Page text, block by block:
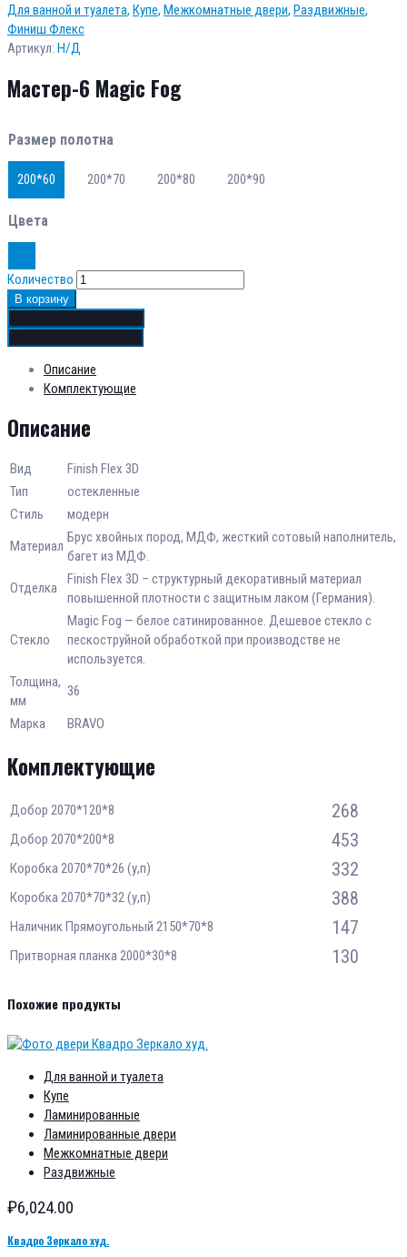
Для ванной и туалета, Купе, Межкомнатные двери, Раздвижные,
Финиш Флекс
Артикул: Н/Д
Мастер-6 Magic Fog
Размер полотна
200*60 200*70 200*80 200*90
Цвета
Количество
В корзину
Описание
Комплектующие
Описание
Вид
Finish Flex 3D
Тип
остекленные
Стиль
модерн
Материал
Брус хвойных пород, МДФ, жесткий сотовый наполнитель,
багет из МДФ.
Отделка
Finish Flex 3D – структурный декоративный материал
повышенной плотности с защитным лаком (Германия).
Стекло
Magic Fog — белое сатинированное. Дешевое стекло с
пескоструйной обработкой при производстве не
используется.
Толщина,
мм
36
Марка
BRAVO
Комплектующие
Добор 2070*120*8 268
Добор 2070*200*8 453
Коробка 2070*70*26 (у,п) 332
Коробка 2070*70*32 (у,п) 388
Наличник Прямоугольный 2150*70*8 147
Притворная планка 2000*30*8 130
Похожие продукты
Для ванной и туалета
Купе
Ламинированные
Ламинированные двери
Межкомнатные двери
Раздвижные
₽6,024.00
Квадро Зеркало худ.